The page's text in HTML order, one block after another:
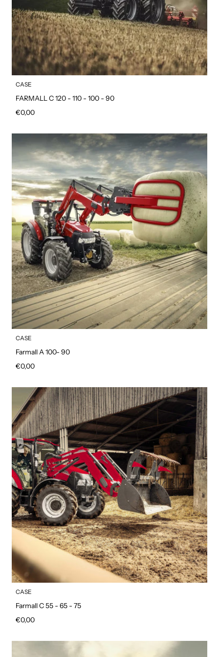
CASE
FARMALL C 120 - 110 - 100 - 90
Prezzo regolare
€0,00
CASE
Farmall A 100- 90
Prezzo regolare
€0,00
CASE
Farmall C 55 - 65 - 75
Prezzo regolare
€0,00